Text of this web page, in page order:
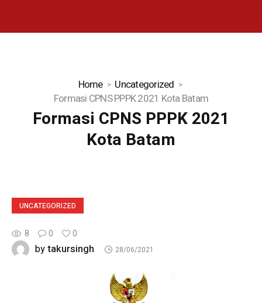
Home
Uncategorized
Formasi CPNS PPPK 2021 Kota Batam
Formasi CPNS PPPK 2021
Kota Batam
UNCATEGORIZED
8 0 0
bytakursingh 28/06/2021